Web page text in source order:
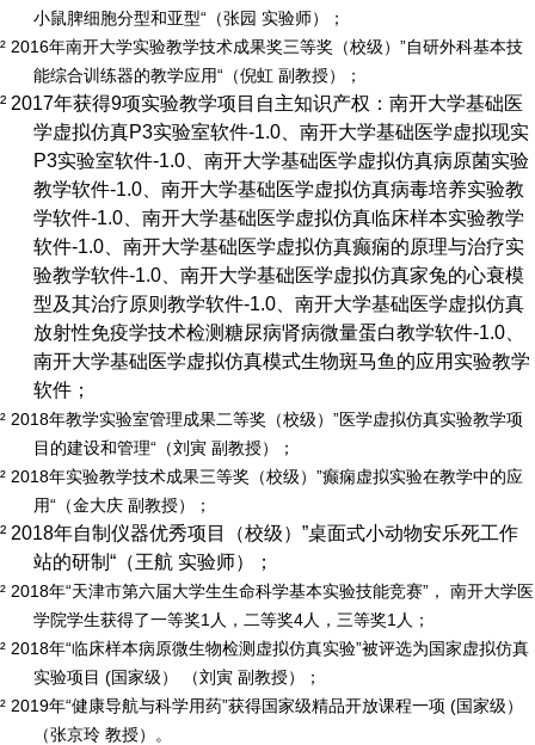
小鼠脾细胞分型和亚型“（张园 实验师）；
² 2016年南开大学实验教学技术成果奖三等奖（校级）”自研外科基本技
能综合训练器的教学应用“（倪虹 副教授）；
² 2017年获得9项实验教学项目自主知识产权：南开大学基础医
学虚拟仿真P3实验室软件-1.0 、南开大学基础医学虚拟现实
P3实验室软件-1.0 、南开大学基础医学虚拟仿真病原菌实验
教学软件-1.0 、南开大学基础医学虚拟仿真病毒培养实验教
学软件-1.0 、南开大学基础医学虚拟仿真临床样本实验教学
软件-1.0 、南开大学基础医学虚拟仿真癫痫的原理与治疗实
验教学软件-1.0 、南开大学基础医学虚拟仿真家兔的心衰模
型及其治疗原则教学软件-1.0 、南开大学基础医学虚拟仿真
放射性免疫学技术检测糖尿病肾病微量蛋白教学软件-1.0
南开大学基础医学虚拟仿真模式生物斑马鱼的应用实验教学
软件；
² 2018年教学实验室管理成果二等奖（校级）”医学虚拟仿真实验教学项
目的建设和管理“（刘寅 副教授）；
² 2018年实验教学技术成果三等奖（校级）”癫痫虚拟实验在教学中的应
用“ （金大庆 副教授）；
² 2018年自制仪器优秀项目（校级）”桌面式小动物安乐死工作
站的研制“（王航 实验师）；
² 2018年“天津市第六届大学生生命科学基本实验技能竞赛”，
南开大学医
学院学生获得了一等奖1 人，二等奖4人，三等奖1 人；
² 2018年“临床样本病原微生物检测虚拟仿真实验”被评选为国家虚拟仿真
实验项目 (国家级） （刘寅 副教授）；
² 2019年“健康导航与科学用药”获得国家级精品开放课程一项 (国家级）
（张京玲 教授）。